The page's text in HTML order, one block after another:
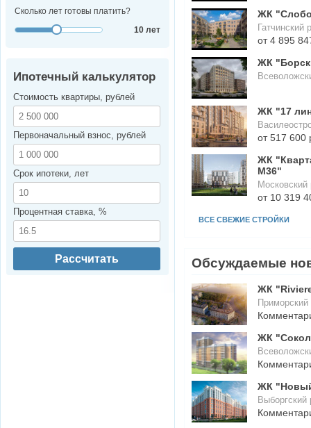
ЖК
Гатчинский
от 4 895
ЖК
ЖК "17
от 517 600
ЖК
М36"
Московский
от 10 319
ВСЕ СВЕЖИЕ СТРОЙКИ
Обсуждаемые
ЖК
ЖК
ЖК
Выборгский
Сколько лет готовы платить?
10 лет
Ипотечный калькулятор
Стоимость квартиры, рублей
Первоначальный взнос, рублей
Срок ипотеки, лет
Процентная ставка, %
Рассчитать